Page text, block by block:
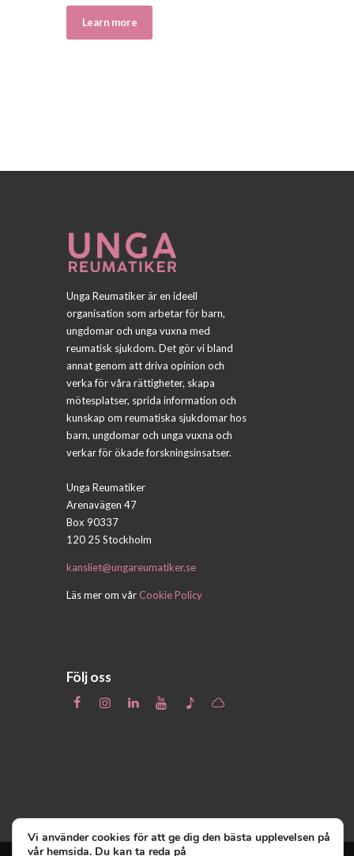
Learn more
Unga Reumatiker är en ideell
organisation som arbetar för barn,
ungdomar och unga vuxna med
reumatisk sjukdom. Det gör vi bland
annat genom att driva opinion och
verka för våra rättigheter, skapa
mötesplatser, sprida information och
kunskap om reumatiska sjukdomar hos
barn, ungdomar och unga vuxna och
verkar för ökade forskningsinsatser.
Unga Reumatiker
Arenavägen 47
Box 90337
120 25 Stockholm
kansliet@ungareumatiker.se
Läs mer om vårCookie Policy
Följ oss
Vi använder cookies för att ge dig den bästa upplevelsen på
vår hemsida. Du kan ta reda på